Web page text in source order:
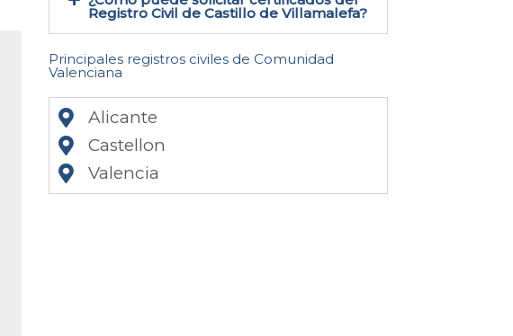
Registro Civil de Castillo de Villamalefa​?
Principales registros civiles de Comunidad
Valenciana
Alicante
Castellon
Valencia